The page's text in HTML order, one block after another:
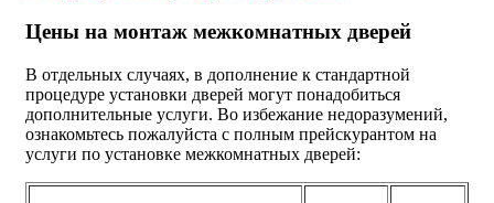
Цены на монтаж межкомнатных дверей
В отдельных случаях, в дополнение к стандартной
процедуре установки дверей могут понадобиться
дополнительные услуги. Во избежание недоразумений,
ознакомьтесь пожалуйста с полным прейскурантом на
услуги по установке межкомнатных дверей: